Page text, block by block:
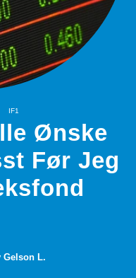
IF1
Ønske
Før Jeg
Gelson L.